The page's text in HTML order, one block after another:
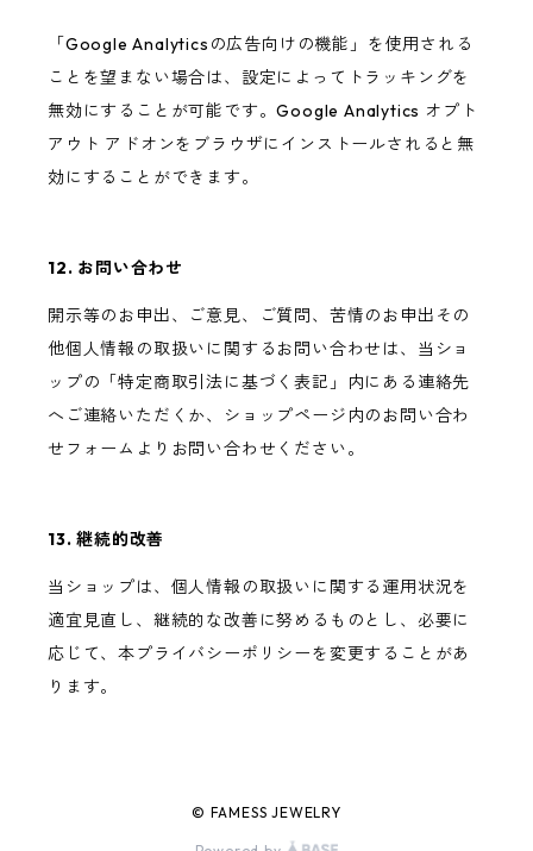
「Google Analyticsの広告向けの機能」を使用される
ことを望まない場合は、設定によってトラッキングを
無効にすることが可能です。Google Analytics オプト
アウト アドオンをブラウザにインストールされると無
効にすることができます。
12. お問い合わせ
開示等のお申出、ご意見、ご質問、苦情のお申出その
他個人情報の取扱いに関するお問い合わせは、当ショ
ップの「特定商取引法に基づく表記」内にある連絡先
へご連絡いただくか、ショップページ内のお問い合わ
せフォームよりお問い合わせください。
13. 継続的改善
当ショップは、個人情報の取扱いに関する運用状況を
適宜見直し、継続的な改善に努めるものとし、必要に
応じて、本プライバシーポリシーを変更することがあ
ります。
© FAMESS JEWELRY